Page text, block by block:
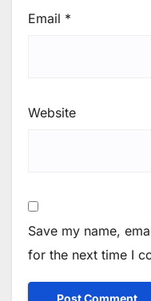
Email *
Website
Save my name,
for the next time I